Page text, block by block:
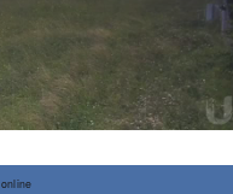
online